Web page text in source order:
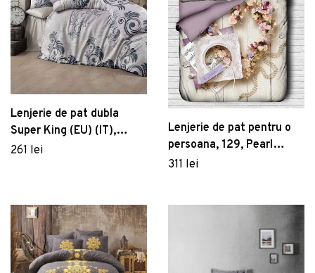
Lenjerie de pat dubla
Super King (EU) (IT),
Ottoman, Victoria,
261 lei
Lenjerie de pat pentru o
persoana, 129, Pearl
Home, Poliester Satinat
311 lei